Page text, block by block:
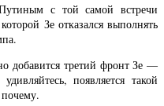
с той самой встречи
Зе отказался выполнять
добавится третий фронт Зе —
появляется такой